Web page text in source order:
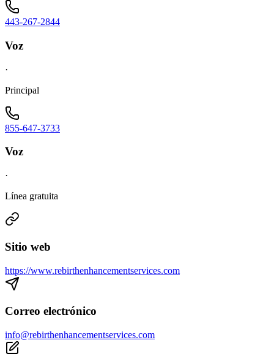
443-267-2844
Voz
·
Principal
855-647-3733
Voz
·
Línea gratuita
Sitio web
https://www.rebirthenhancementservices.com
Correo electrónico
info@rebirthenhancementservices.com